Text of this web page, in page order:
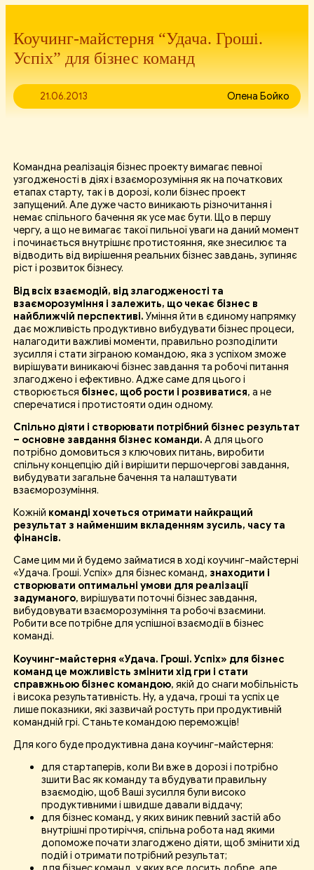
Коучинг-майстерня “Удача. Гроші.
Успіх” для бізнес команд
21.06.2013 Олена Бойко
Командна реалізація бізнес проекту вимагає певної
узгодженості в діях і взаєморозуміння як на початкових
етапах старту, так і в дорозі, коли бізнес проект
запущений. Але дуже часто виникають різночитання і
немає спільного бачення як усе має бути. Що в першу
чергу, а що не вимагає такої пильної уваги на даний момент
і починається внутрішнє протистояння, яке знесилює та
відводить від вирішення реальних бізнес завдань, зупиняє
ріст і розвиток бізнесу.
Від всіх взаємодій, від злагодженості та
взаєморозуміння і залежить, що чекає бізнес в
найближчій перспективі. Уміння йти в єдиному напрямку
дає можливість продуктивно вибудувати бізнес процеси,
налагодити важливі моменти, правильно розподілити
зусилля і стати зіграною командою, яка з успіхом зможе
вирішувати виникаючі бізнес завдання та робочі питання
злагоджено і ефективно. Адже саме для цього і
створюється бізнес, щоб рости і розвиватися, а не
сперечатися і протистояти один одному.
Спільно діяти і створювати потрібний бізнес результат
– основне завдання бізнес команди. А для цього
потрібно домовиться з ключових питань, виробити
спільну концепцію дій і вирішити першочергові завдання,
вибудувати загальне бачення та налаштувати
взаєморозуміння.
Кожній команді хочеться отримати найкращий
результат з найменшим вкладенням зусиль, часу та
фінансів.
Саме цим ми й будемо займатися в ході коучинг-майстерні
«Удача. Гроші. Успіх» для бізнес команд, знаходити і
створювати оптимальні умови для реалізації
задуманого, вирішувати поточні бізнес завдання,
вибудовувати взаєморозуміння та робочі взаємини.
Робити все потрібне для успішної взаємодії в бізнес
команді.
Коучинг-майстерня «Удача. Гроші. Успіх» для бізнес
команд це можливість змінити хід гри і стати
справжньою бізнес командою, якій до снаги мобільність
і висока результативність. Ну, а удача, гроші та успіх це
лише показники, які зазвичай ростуть при продуктивній
командній грі. Станьте командою переможців!
Для кого буде продуктивна дана коучинг-майстерня:
для стартаперів, коли Ви вже в дорозі і потрібно
зшити Вас як команду та вбудувати правильну
взаємодію, щоб Ваші зусилля були високо
продуктивними і швидше давали віддачу;
для бізнес команд, у яких виник певний застій або
внутрішні протиріччя, спільна робота над якими
допоможе почати злагоджено діяти, щоб змінити хід
подій і отримати потрібний результат;